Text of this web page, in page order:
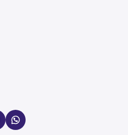
whatsapp